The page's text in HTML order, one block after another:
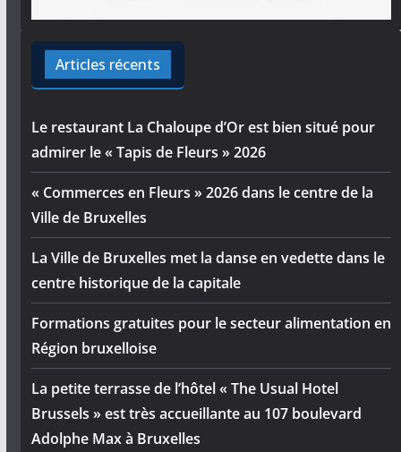
Articles récents
Le restaurant La Chaloupe d’Or est bien situé pour
admirer le « Tapis de Fleurs » 2026
« Commerces en Fleurs » 2026 dans le centre de la
Ville de Bruxelles
La Ville de Bruxelles met la danse en vedette dans le
centre historique de la capitale
Formations gratuites pour le secteur alimentation en
Région bruxelloise
La petite terrasse de l’hôtel « The Usual Hotel
Brussels » est très accueillante au 107 boulevard
Adolphe Max à Bruxelles